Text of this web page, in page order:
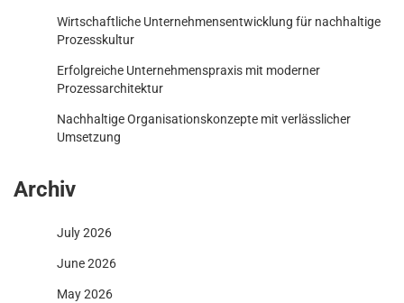
Wirtschaftliche Unternehmensentwicklung für nachhaltige
Prozesskultur
Erfolgreiche Unternehmenspraxis mit moderner
Prozessarchitektur
Nachhaltige Organisationskonzepte mit verlässlicher
Umsetzung
Archiv
July 2026
June 2026
May 2026